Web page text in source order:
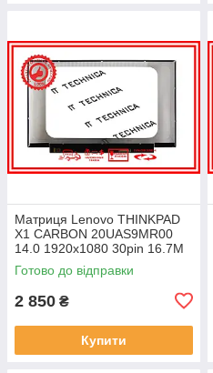
Матриця Lenovo THINKPAD
X1 CARBON 20UAS9MR00
14.0 1920x1080 30pin 16.7M
45% NTSC 300 cd/m² для
ноутбука
Готово до відправки
2 850 ₴
Купити